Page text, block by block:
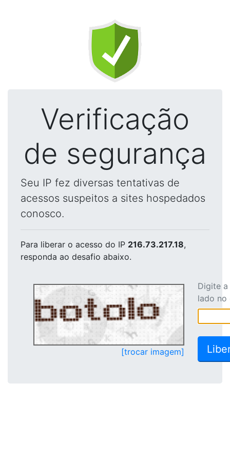
Verificação
de segurança
Seu IP fez diversas tentativas de
acessos suspeitos a sites hospedados
conosco.
Para liberar o acesso do IP 216.73.217.18,
responda ao desafio abaixo.
[trocar imagem]
Digite
lado no